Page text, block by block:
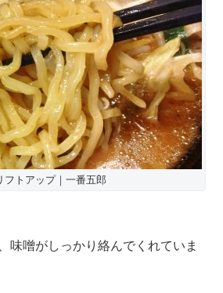
フトアップ｜一番五郎
味噌がしっかり絡んでくれていま